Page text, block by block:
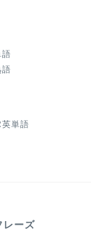
語
語
単語
レーズ